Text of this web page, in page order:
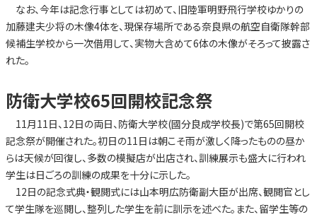
なお、今年は記念行事としては初めて、旧陸軍明野飛行学校ゆかりの
加藤建夫少将の木像4体を、現保存場所である奈良県の航空自衛隊幹部
候補生学校から一次借用して、実物大含めて6体の木像がそろって披露さ
れた。
防衛大学校65回開校記念祭
11月11日、12日の両日、防衛大学校(國分良成学校長)で第65回開校
記念祭が開催された。初日の11日は朝こそ雨が激しく降ったものの昼か
らは天候が回復し、多数の模擬店が出店され、訓練展示も盛大に行われ
学生は日ごろの訓練の成果を十分に示した。
12日の記念式典・観閲式には山本明広防衛副大臣が出席、観閲官とし
て学生隊を巡閲し、整列した学生を前に訓示を述べた。また、留学生等の